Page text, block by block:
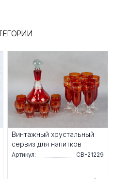
Винтажный хрустальный
сервиз для напитков
Артикул: СВ-21229